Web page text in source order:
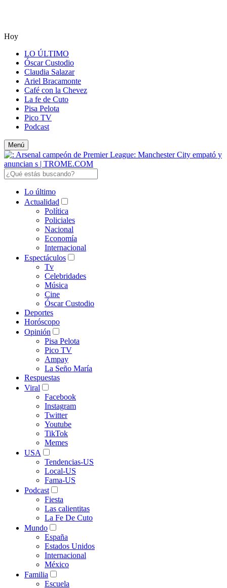
Hoy
LO ÚLTIMO
Óscar Custodio
Claudia Salazar
Ariel Bracamonte
Café con la Chevez
La fe de Cuto
Pisa Pelota
Pico TV
Podcast
Menú
Lo último
Actualidad
Política
Policiales
Nacional
Economía
Internacional
Espectáculos
Tv
Celebridades
Música
Cine
Óscar Custodio
Deportes
Horóscopo
Opinión
Pisa Pelota
Pico TV
Ampay
La Seño María
Respuestas
Viral
Facebook
Instagram
Twitter
Youtube
TikTok
Memes
USA
Tendencias-US
Local-US
Fama-US
Podcast
Fiesta
Las calientitas
La Fe De Cuto
Mundo
España
Estados Unidos
Internacional
México
Familia
Escuela